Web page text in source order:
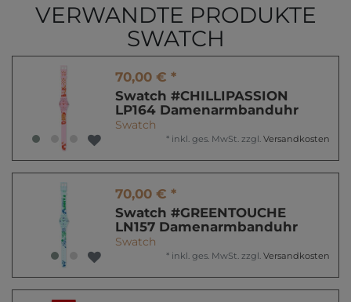
VERWANDTE PRODUKTE
SWATCH
70,00 € *
Swatch #CHILLIPASSION
LP164 Damenarmbanduhr
Swatch
* inkl. ges. MwSt. zzgl. Versandkosten
70,00 € *
Swatch #GREENTOUCHE
LN157 Damenarmbanduhr
Swatch
* inkl. ges. MwSt. zzgl. Versandkosten